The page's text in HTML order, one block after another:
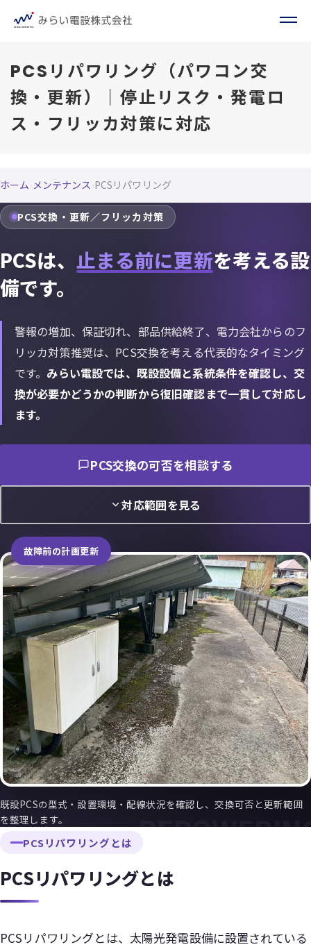
PCSリパワリング（パワコン交
換・更新）｜停止リスク・発電ロ
ス・フリッカ対策に対応
ホーム メンテナンス PCSリパワリング
PCS交換・更新／フリッカ対策
PCSは、 止まる前に更新を考える設
備です。
警報の増加、保証切れ、部品供給終了、電力会社からのフ
リッカ対策推奨は、PCS交換を考える代表的なタイミング
です。 みらい電設では、既設設備と系統条件を確認し、交
換が必要かどうかの判断から復旧確認まで一貫して対応し
ます。
PCS交換の可否を相談する
対応範囲を見る
故障前の計画更新
既設PCSの型式・設置環境・配線状況を確認し、交換可否と更新範囲
を整理します。
PCSリパワリングとは
PCSリパワリングとは
PCSリパワリングとは、太陽光発電設備に設置されている